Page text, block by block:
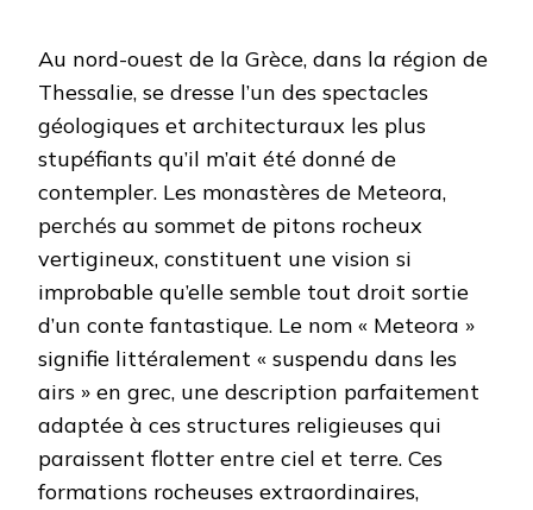
Au nord-ouest de la Grèce, dans la région de
Thessalie, se dresse l’un des spectacles
géologiques et architecturaux les plus
stupéfiants qu’il m’ait été donné de
contempler. Les monastères de Meteora,
perchés au sommet de pitons rocheux
vertigineux, constituent une vision si
improbable qu’elle semble tout droit sortie
d’un conte fantastique. Le nom « Meteora »
signifie littéralement « suspendu dans les
airs » en grec, une description parfaitement
adaptée à ces structures religieuses qui
paraissent flotter entre ciel et terre. Ces
formations rocheuses extraordinaires,